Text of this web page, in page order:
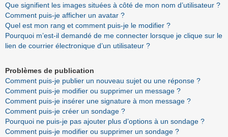
Que signifient les images situées à côté de mon nom d’utilisateur ?
Comment puis-je afficher un avatar ?
Quel est mon rang et comment puis-je le modifier ?
Pourquoi m’est-il demandé de me connecter lorsque je clique sur le
lien de courrier électronique d’un utilisateur ?
Problèmes de publication
Comment puis-je publier un nouveau sujet ou une réponse ?
Comment puis-je modifier ou supprimer un message ?
Comment puis-je insérer une signature à mon message ?
Comment puis-je créer un sondage ?
Pourquoi ne puis-je pas ajouter plus d’options à un sondage ?
Comment puis-je modifier ou supprimer un sondage ?